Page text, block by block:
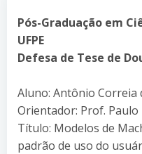
Pós-Graduação em
UFPE
Defesa de Tese de
Aluno: Antônio Correia
Orientador: Prof.
Título: Modelos de
padrão de uso do